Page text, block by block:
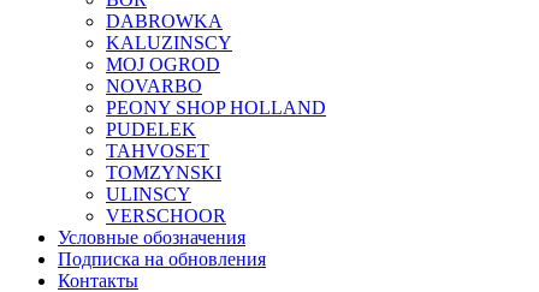
DABROWKA
KALUZINSCY
MOJ OGROD
NOVARBO
PEONY SHOP HOLLAND
PUDELEK
TAHVOSET
TOMZYNSKI
ULINSCY
VERSCHOOR
Условные обозначения
Подписка на обновления
Контакты